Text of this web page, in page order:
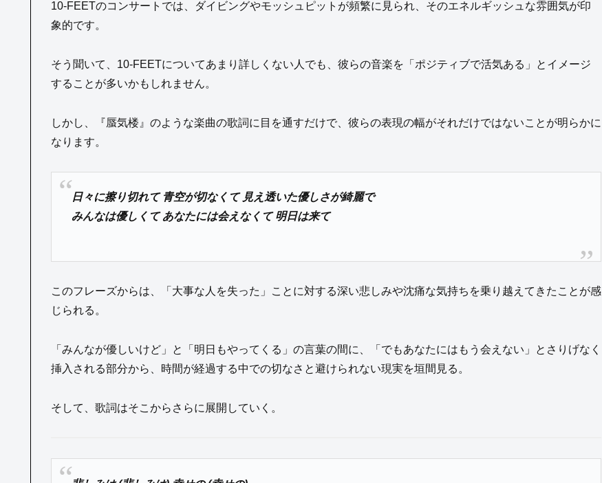
10-FEETのコンサートでは、ダイビングやモッシュピットが頻繁に見られ、そのエネルギッシュな雰囲気が印
象的です。
そう聞いて、10-FEETについてあまり詳しくない人でも、彼らの音楽を「ポジティブで活気ある」とイメージ
することが多いかもしれません。
しかし、『蜃気楼』のような楽曲の歌詞に目を通すだけで、彼らの表現の幅がそれだけではないことが明らかに
なります。
日々に擦り切れて 青空が切なくて 見え透いた優しさが綺麗で
みんなは優しくて あなたには会えなくて 明日は来て
このフレーズからは、「大事な人を失った」ことに対する深い悲しみや沈痛な気持ちを乗り越えてきたことが感
じられる。
「みんなが優しいけど」と「明日もやってくる」の言葉の間に、「でもあなたにはもう会えない」とさりげなく
挿入される部分から、時間が経過する中での切なさと避けられない現実を垣間見る。
そして、歌詞はそこからさらに展開していく。